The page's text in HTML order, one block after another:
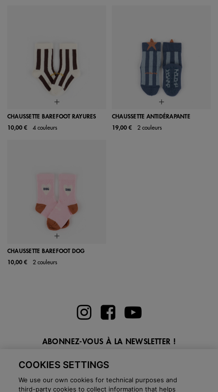
CHAUSSETTE BAREFOOT RAYURES
10,00 €
4 couleurs
CHAUSSETTE ANTIDÉRAPANTE
19,00 €
2 couleurs
CHAUSSETTE BAREFOOT DOG
10,00 €
2 couleurs
ABONNEZ-VOUS À LA NEWSLETTER !
COOKIES SETTINGS
We use our own cookies for technical purposes and
third-party cookies to collect information that helps